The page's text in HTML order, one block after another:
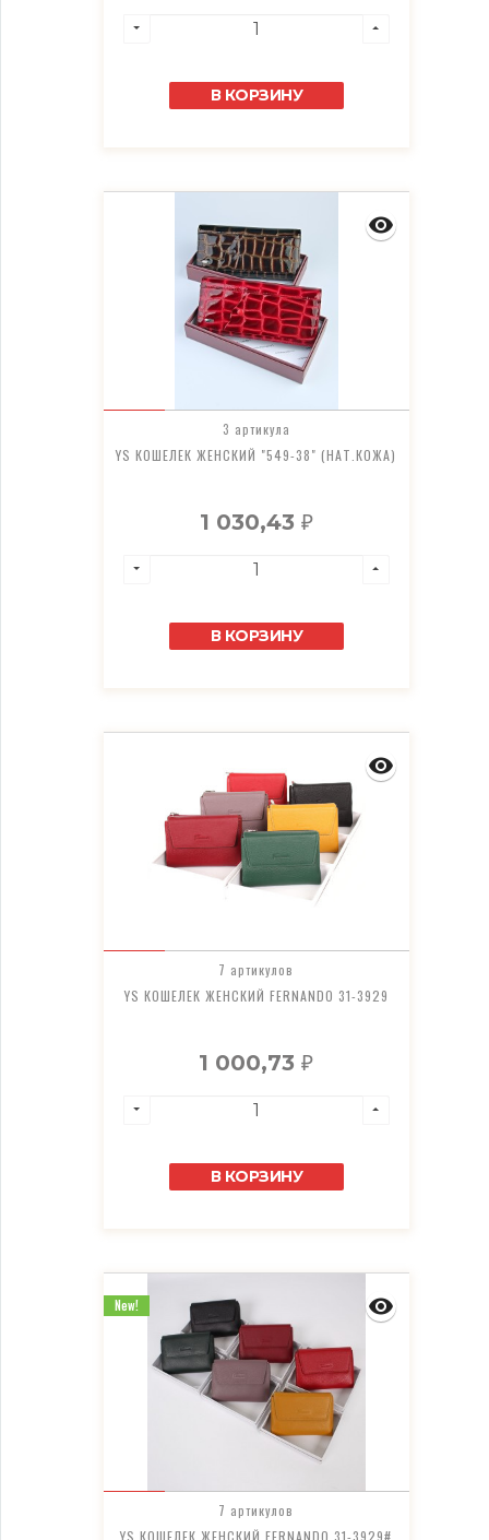
В КОРЗИНУ
3 артикула
YS КОШЕЛЕК ЖЕНСКИЙ "549-38" (НАТ.КОЖА)
1 030,43 ₽
В КОРЗИНУ
7 артикулов
YS КОШЕЛЕК ЖЕНСКИЙ FERNANDO 31-3929
1 000,73₽
В КОРЗИНУ
7 артикулов
YS КОШЕЛЕК ЖЕНСКИЙ FERNANDO 31-3929#
New!